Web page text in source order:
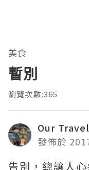
美食
暫別
瀏覽次數:365
Our
發佈於
告別，總讓人